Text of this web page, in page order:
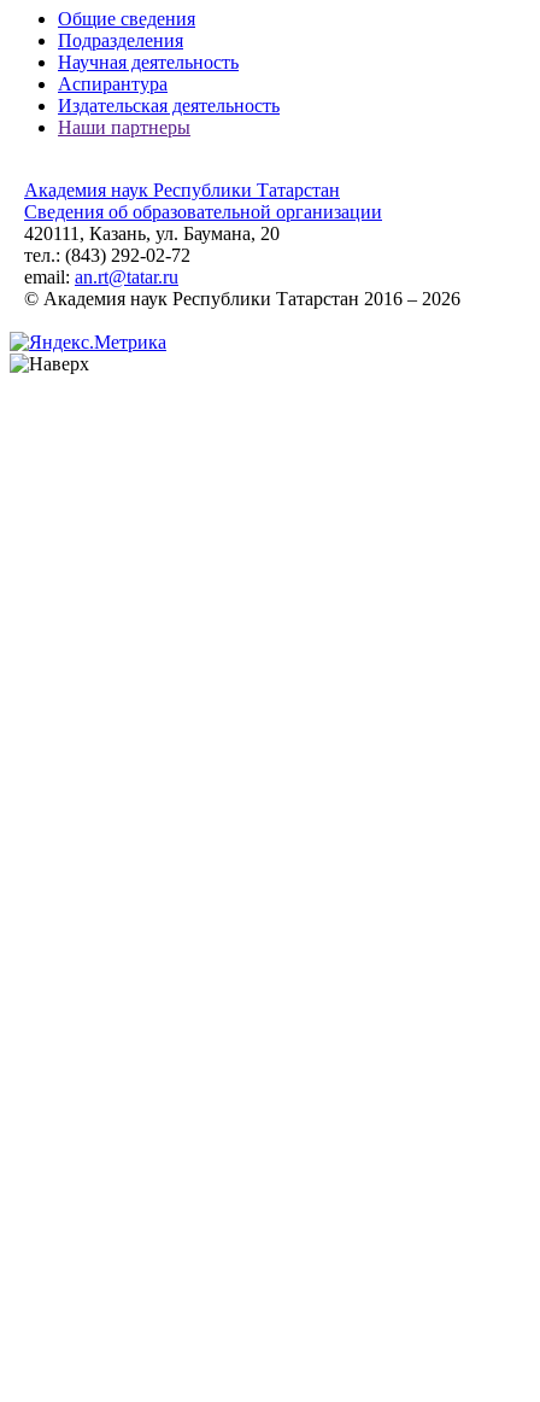
Общие сведения
Подразделения
Научная деятельность
Аспирантура
Издательская деятельность
Наши партнеры
Академия наук Республики Татарстан
Сведения об образовательной организации
420111, Казань, ул. Баумана, 20
тел.: (843) 292-02-72
email: an.rt@tatar.ru
© Академия наук Республики Татарстан 2016 – 2026